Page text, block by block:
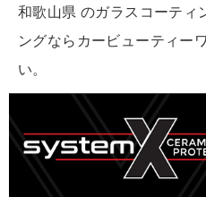
和歌山県 のガラスコーティ
ングならカービューティー
い。